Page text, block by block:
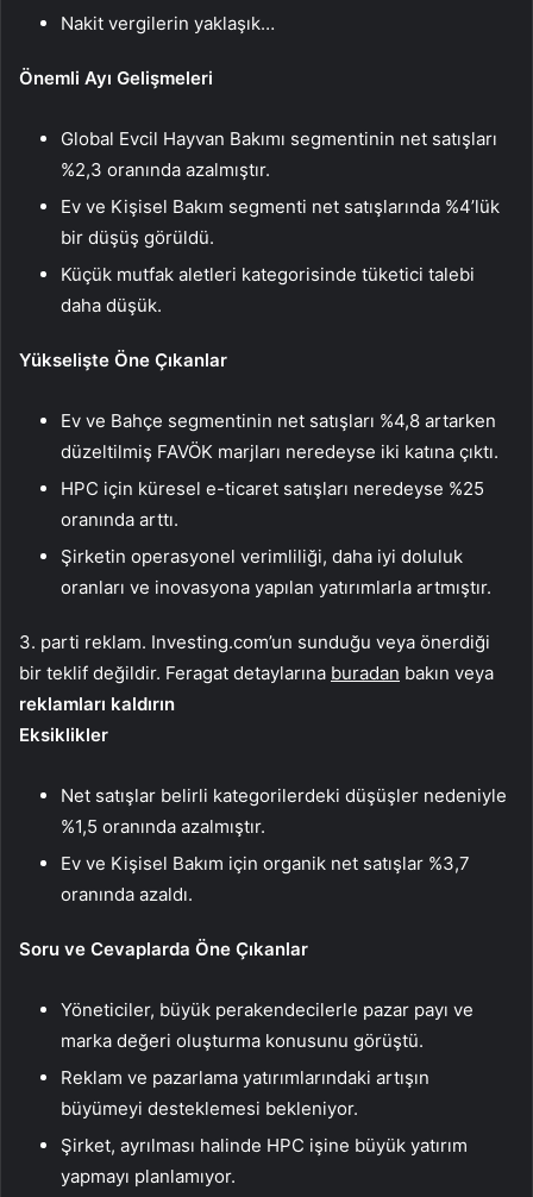
Nakit vergilerin yaklaşık…
Önemli Ayı Gelişmeleri
Global Evcil Hayvan Bakımı segmentinin net satışları
%2,3 oranında azalmıştır.
Ev ve Kişisel Bakım segmenti net satışlarında %4’lük
bir düşüş görüldü.
Küçük mutfak aletleri kategorisinde tüketici talebi
daha düşük.
Yükselişte Öne Çıkanlar
Ev ve Bahçe segmentinin net satışları %4,8 artarken
düzeltilmiş FAVÖK marjları neredeyse iki katına çıktı.
HPC için küresel e-ticaret satışları neredeyse %25
oranında arttı.
Şirketin operasyonel verimliliği, daha iyi doluluk
oranları ve inovasyona yapılan yatırımlarla artmıştır.
3. parti reklam. Investing.com’un sunduğu veya önerdiği
bir teklif değildir. Feragat detaylarına buradan bakın veya
reklamları kaldırın
Eksiklikler
Net satışlar belirli kategorilerdeki düşüşler nedeniyle
%1,5 oranında azalmıştır.
Ev ve Kişisel Bakım için organik net satışlar %3,7
oranında azaldı.
Soru ve Cevaplarda Öne Çıkanlar
Yöneticiler, büyük perakendecilerle pazar payı ve
marka değeri oluşturma konusunu görüştü.
Reklam ve pazarlama yatırımlarındaki artışın
büyümeyi desteklemesi bekleniyor.
Şirket, ayrılması halinde HPC işine büyük yatırım
yapmayı planlamıyor.